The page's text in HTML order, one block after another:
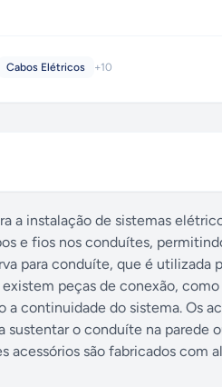
Cabos Elétricos +10
a instalação de sistemas
e fios nos conduítes,
para conduíte, que é utilizada
peças de conexão,
continuidade do sistema. Os
o conduíte na parede
acessórios são fabricados com